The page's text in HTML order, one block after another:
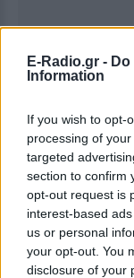
E-Radio.gr -
Information
If you wish to opt-
processing of
targeted
section to confirm
opt-out request is
interest-based
us or personal
your opt-out. You
disclosure of your
και μάθετε
Εσύ μπήκες
και ότι σου